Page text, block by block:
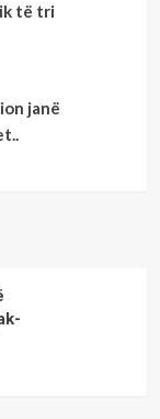
të tri
janë